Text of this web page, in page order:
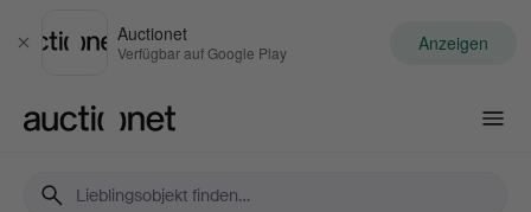
Schließen
Auctionet
Verfügbar auf Google Play Anzeigen